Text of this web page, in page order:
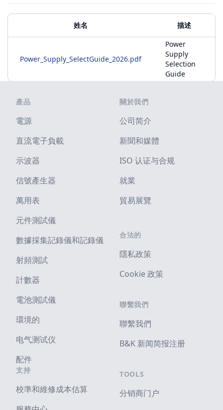
配件
附加材料
姓名 描述
Power_Supply_SelectGuide_2026.pdf
Power
Supply
Selection
Guide
產品
電源
直流電子負載
示波器
信號產生器
萬用表
元件測試儀
數據採集記錄儀和記錄儀
射頻測試
計數器
電池測試儀
環境的
电气测试仪
配件
支持
校準和維修成本估算
關於我們
公司简介
新聞和媒體
ISO 认证与合规
就業
貿易展覽
合法的
隱私政策
Cookie 政策
聯繫我們
聯繫我們
B&K 新闻简报注册
TOOLS
分销商门户